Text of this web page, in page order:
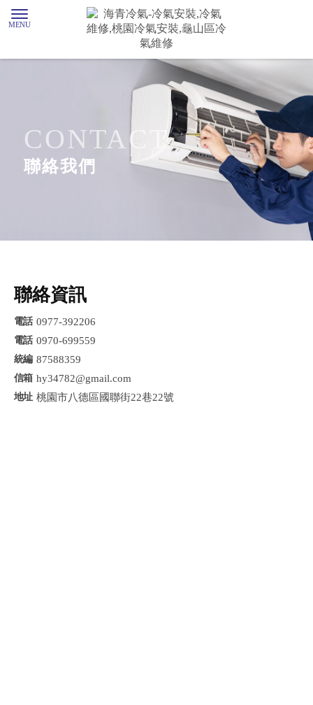
聯絡我們
聯絡資訊
0977-392206
0970-699559
87588359
hy34782@gmail.com
桃園市八德區國聯街22巷22號